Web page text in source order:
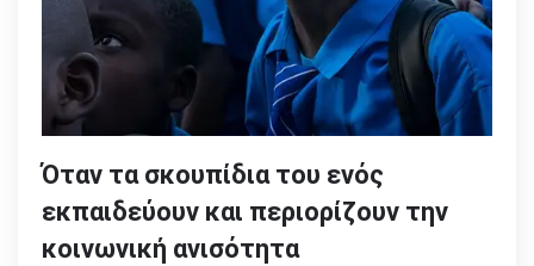
Όταν τα σκουπίδια του ενός
εκπαιδεύουν και περιορίζουν την
κοινωνική ανισότητα